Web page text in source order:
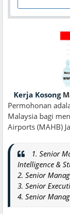
Kerja Kosong
Permohonan
Malaysia bagi
Airports (MAHB)
1. Senior
Intelligence &
2. Senior
3. Senior
4. Senior